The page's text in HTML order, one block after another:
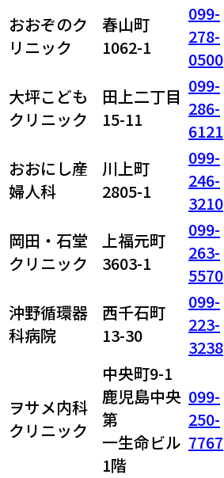
おおぞのク
リニック
春山町
1062-1
099-
278-
0500
大坪こども
クリニック
田上二丁目
15-11
099-
286-
6121
おおにし産
婦人科
川上町
2805-1
099-
246-
3210
岡田・石堂
クリニック
上福元町
3603-1
099-
263-
5570
沖野循環器
科病院
西千石町
13-30
099-
223-
3238
ヲサメ内科
クリニック
中央町9-1
鹿児島中央
第
一生命ビル
1階
099-
250-
7767